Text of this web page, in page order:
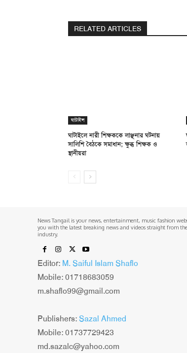
RELATED ARTICLES
ঘাটাইল
ঘাটাইলে নারী শিক্ষককে লাঞ্ছনার ঘটনায়
সালিশি বৈঠকে সমাধান; ক্ষুব্ধ শিক্ষক ও
স্থানীয়রা
News Tangail is your news, entertainment, music fashion
you with the latest breaking news and videos straight from
industry.
Editor: M. Saiful Islam Shaflo
Mobile: 01718683059
m.shaflo99@gmail.com
Publishers:Sazal Ahmed
Mobile: 01737729423
md.sazalc@yahoo.com